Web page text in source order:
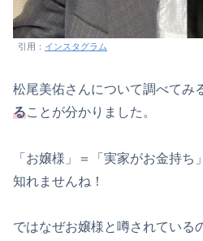
引用： インスタグラム
松尾美佑さんについて調べてみ
ることが分かりました。
「お嬢様」＝「実家がお金持ち
知れませんね！
ではなぜお嬢様と噂されている